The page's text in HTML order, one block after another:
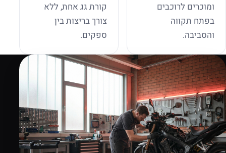
ומוכרים לרוכבים
בפתח תקווה
והסביבה.
קורת גג אחת, ללא
צורך בריצות בין
ספקים.